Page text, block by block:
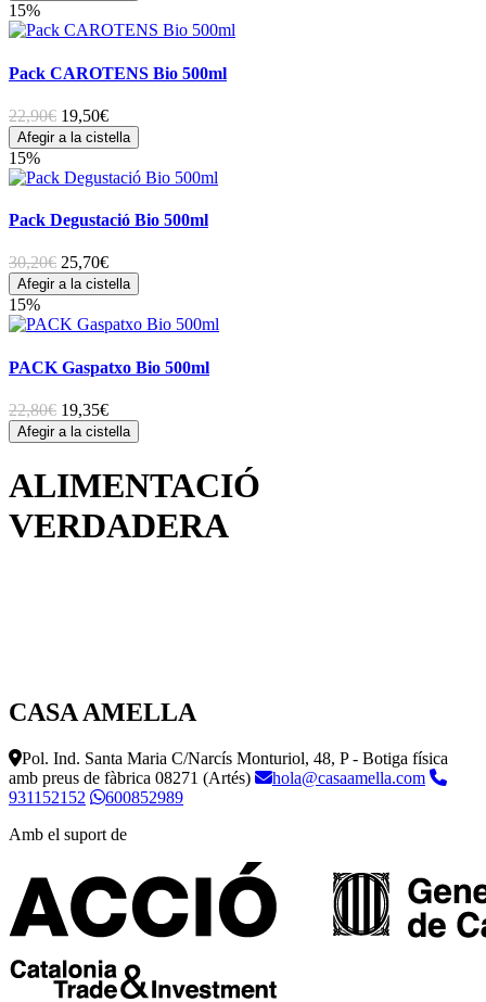
15%
Pack CAROTENS Bio 500ml
22,90€ 19,50€
Afegir a la cistella
15%
Pack Degustació Bio 500ml
30,20€ 25,70€
Afegir a la cistella
15%
PACK Gaspatxo Bio 500ml
22,80€ 19,35€
Afegir a la cistella
ALIMENTACIÓ
VERDADERA
CASA AMELLA
Pol. Ind. Santa Maria C/Narcís Monturiol, 48, P - Botiga física
amb preus de fàbrica 08271 (Artés)
hola@casaamella.com
931152152
600852989
Amb el suport de